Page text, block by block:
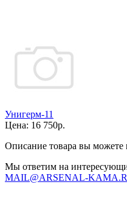
Унигерм-11
Цена: 16 750р.
Описание товара вы можете
Мы ответим на
MAIL@ARSENAL-